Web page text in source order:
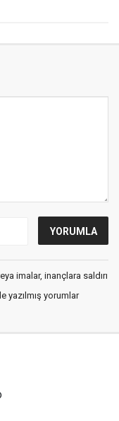
imalar, inançlara saldırı
yazılmış yorumlar